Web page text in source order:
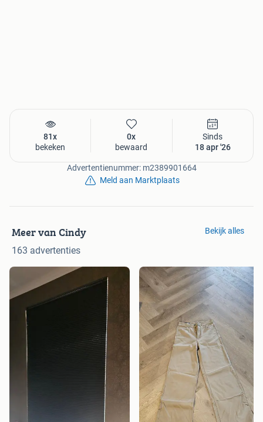
81x
bekeken
0x
bewaard
Sinds
18 apr '26
Advertentienummer: m2389901664
Meld aan Marktplaats
Meer van Cindy
163 advertenties
Bekijk alles